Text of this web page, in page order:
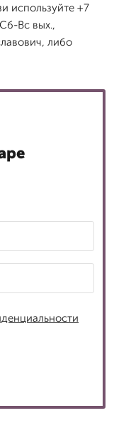
используйте +7
Вс вых.,
либо